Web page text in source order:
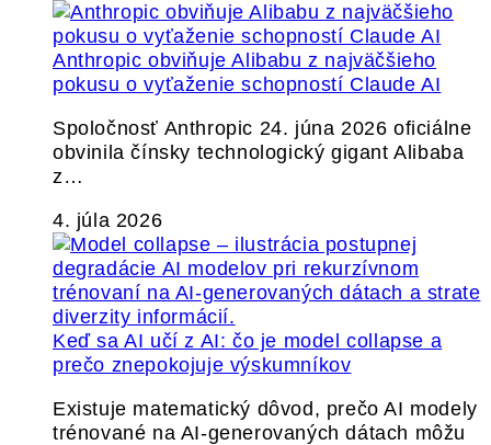
Anthropic obviňuje Alibabu z najväčšieho
pokusu o vyťaženie schopností Claude AI
Spoločnosť Anthropic 24. júna 2026 oficiálne
obvinila čínsky technologický gigant Alibaba
z…
4. júla 2026
Keď sa AI učí z AI: čo je model collapse a
prečo znepokojuje výskumníkov
Existuje matematický dôvod, prečo AI modely
trénované na AI-generovaných dátach môžu